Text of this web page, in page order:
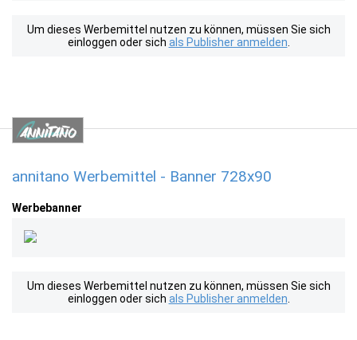
Um dieses Werbemittel nutzen zu können, müssen Sie sich
einloggen oder sich als Publisher anmelden
annitano Werbemittel - Banner 728x90
Werbebanner
Um dieses Werbemittel nutzen zu können, müssen Sie sich
einloggen oder sich als Publisher anmelden